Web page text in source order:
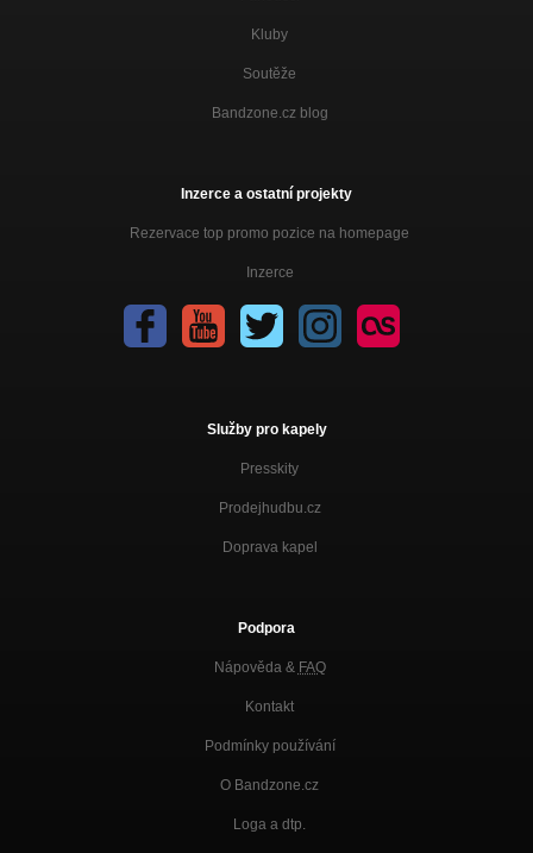
Kluby
Soutěže
Bandzone.cz blog
Inzerce a ostatní projekty
Rezervace top promo pozice na homepage
Inzerce
Služby pro kapely
Presskity
Prodejhudbu.cz
Doprava kapel
Podpora
Nápověda & FAQ
Kontakt
Podmínky používání
O Bandzone.cz
Loga a dtp.